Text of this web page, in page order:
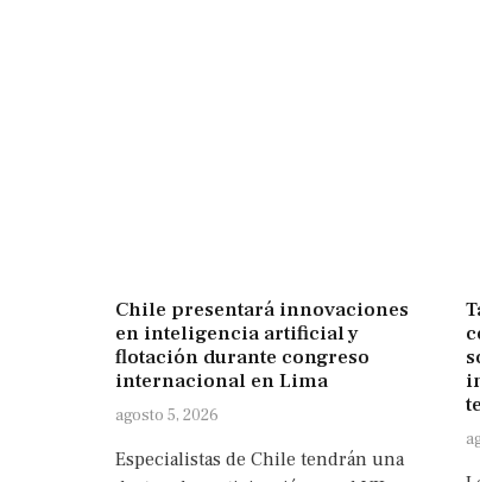
Chile presentará innovaciones
en inteligencia artificial y
flotación durante congreso
internacional en Lima
agosto 5, 2026
Especialistas de Chile tendrán una